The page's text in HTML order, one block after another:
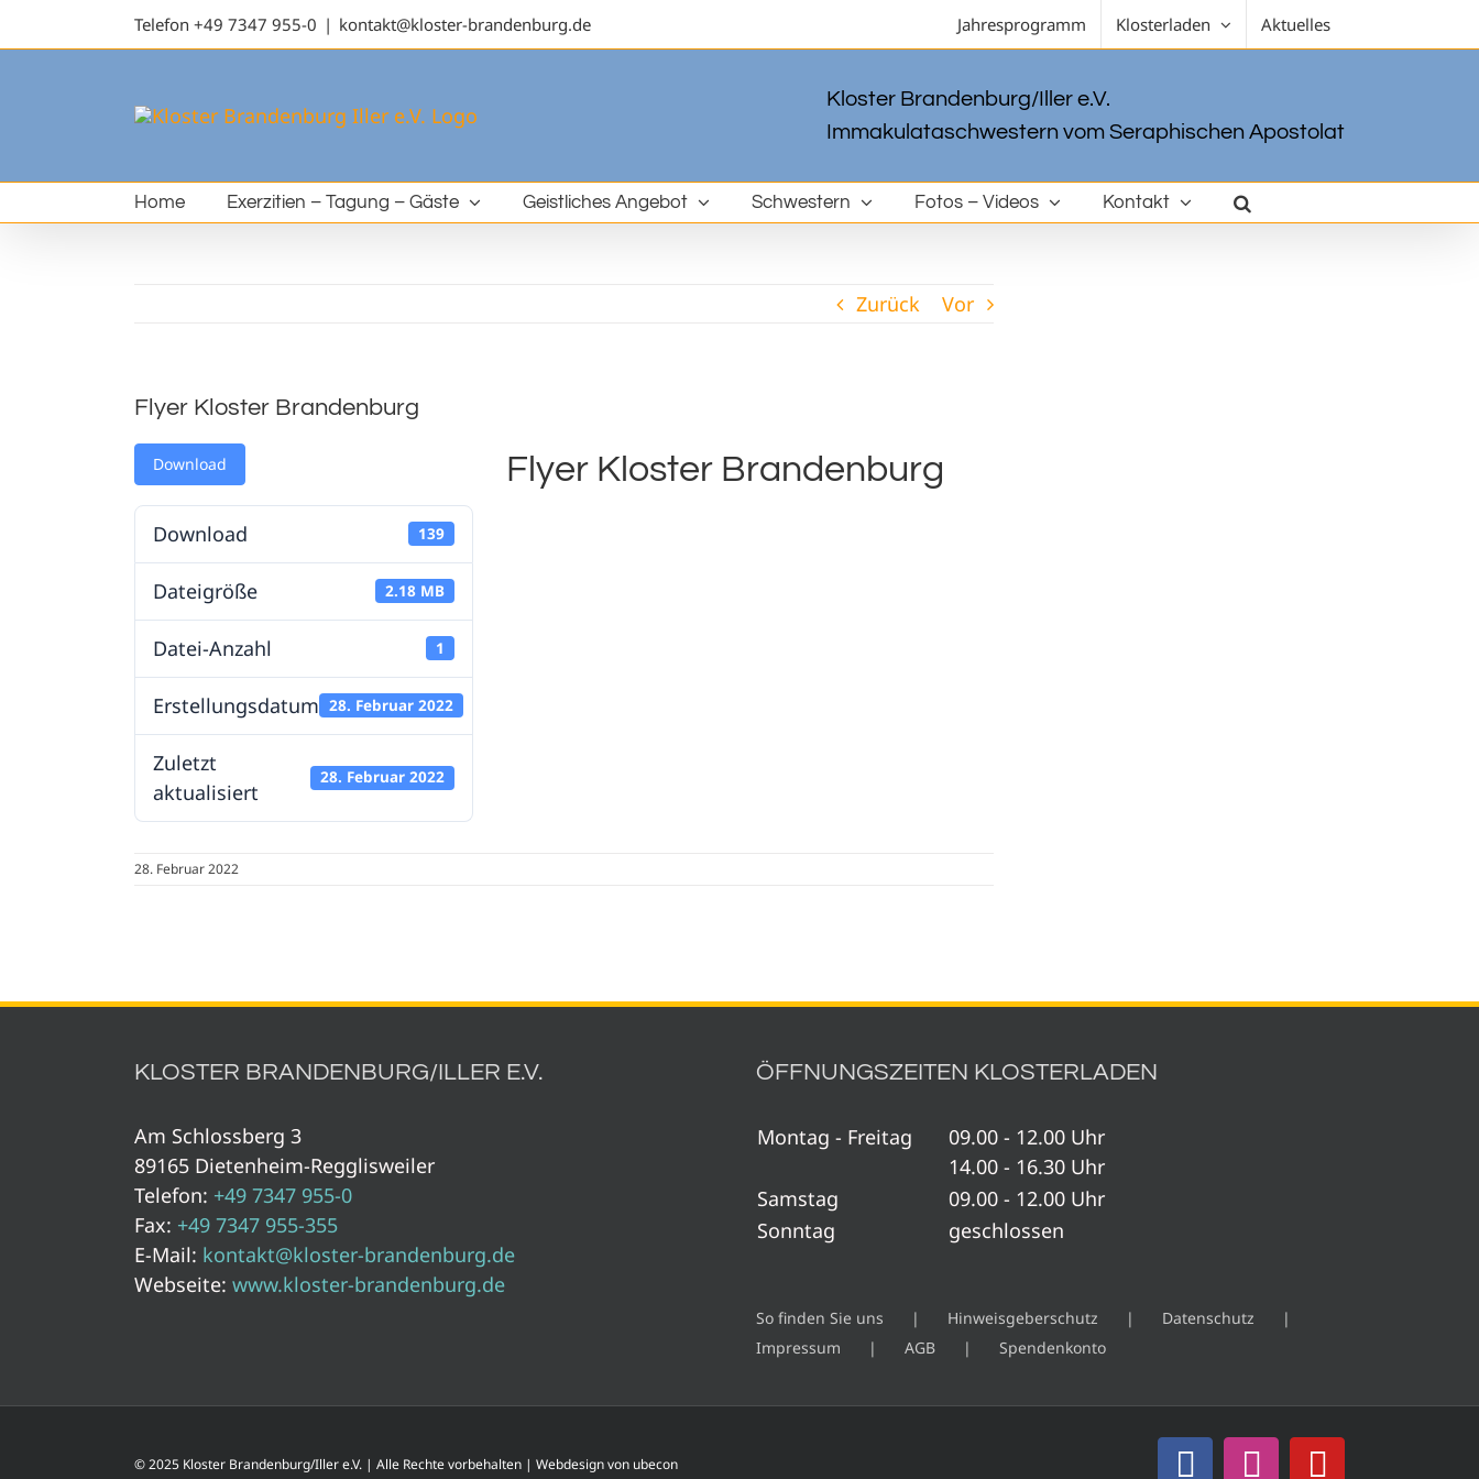
Telefon +49 7347 955-0 | kontakt@kloster-brandenburg.de Jahresprogramm Klosterladen Aktuelles
Kloster Brandenburg/Iller e.V.
Immakulataschwestern vom Seraphischen Apostolat
Home Exerzitien – Tagung – Gäste Geistliches Angebot Schwestern Fotos – Videos Kontakt
Zurück Vor
Flyer Kloster Brandenburg
Download
Download 139
Dateigröße 2.18 MB
Datei-Anzahl 1
Erstellungsdatum 28. Februar 2022
Zuletzt
aktualisiert
28. Februar 2022
Flyer Kloster Brandenburg
28. Februar 2022
KLOSTER BRANDENBURG/ILLER E.V.
Am Schlossberg 3
89165 Dietenheim-Regglisweiler
Telefon: +49 7347 955-0
Fax: +49 7347 955-355
E-Mail: kontakt@kloster-brandenburg.de
Webseite: www.kloster-brandenburg.de
ÖFFNUNGSZEITEN KLOSTERLADEN
Montag - Freitag
09.00 - 12.00 Uhr
14.00 - 16.30 Uhr
Samstag
09.00 - 12.00 Uhr
Sonntag
geschlossen
So finden Sie uns Hinweisgeberschutz
Datenschutz
Impressum
AGB Spendenkonto
© 2025 Kloster Brandenburg/Iller e.V. | Alle Rechte vorbehalten | Webdesign von ubecon